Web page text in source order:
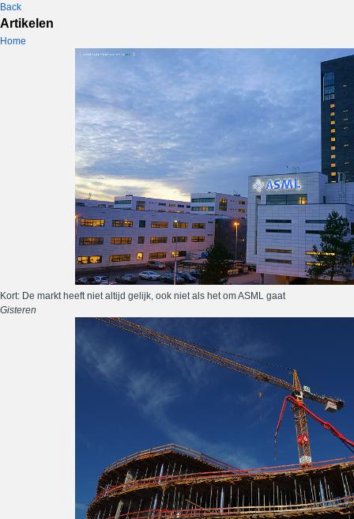
Back
Artikelen
Home
Kort: De markt heeft niet altijd gelijk, ook niet als het om ASML gaat
Gisteren